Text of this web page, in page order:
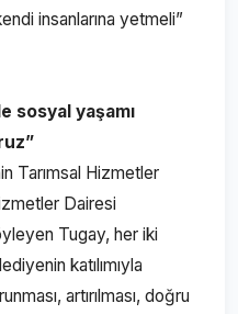
insanlarına yetmeli”
sosyal yaşamı
Tarımsal Hizmetler
Dairesi
Tugay, her iki
katılımıyla
artırılması, doğru